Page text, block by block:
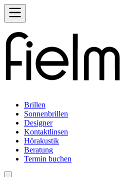
Brillen
Sonnenbrillen
Designer
Kontaktlinsen
Hörakustik
Beratung
Termin buchen